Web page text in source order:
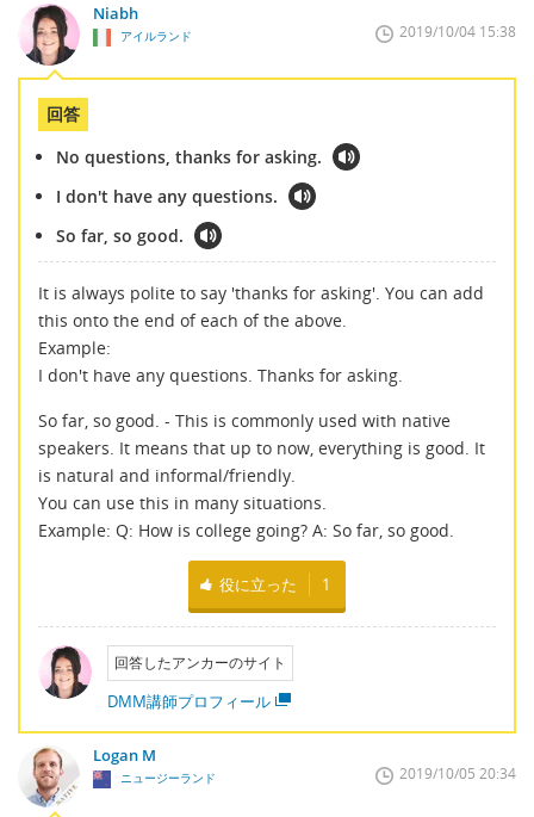
Niabh
アイルランド 2019/10/04 15:38
回答
No questions, thanks for asking.
I don't have any questions.
So far, so good.
It is always polite to say 'thanks for asking'. You can add
this onto the end of each of the above.
Example:
I don't have any questions. Thanks for asking.
So far, so good. - This is commonly used with native
speakers. It means that up to now, everything is good. It
is natural and informal/friendly.
You can use this in many situations.
Example: Q: How is college going? A: So far, so good.
役に立った 1
回答したアンカーのサイト
DMM講師プロフィール
Logan M
ニュージーランド 2019/10/05 20:34